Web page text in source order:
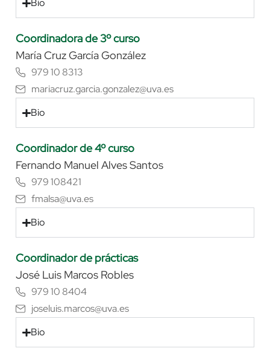
Bio
Coordinadora de 3º curso
María Cruz García González
979 10 8313
mariacruz.garcia.gonzalez@uva.es
Bio
Coordinador de 4º curso
Fernando Manuel Alves Santos
979 108421
fmalsa@uva.es
Bio
Coordinador de prácticas
José Luis Marcos Robles
979 10 8404
joseluis.marcos@uva.es
Bio